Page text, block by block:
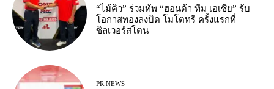
“ไม้คิว” ร่วมทัพ “ฮอนด้า ทีม เอเชีย” รับ
โอกาสทองลงบิด โมโตทรี ครั้งแรกที่
ซิลเวอร์สโตน
PR NEWS